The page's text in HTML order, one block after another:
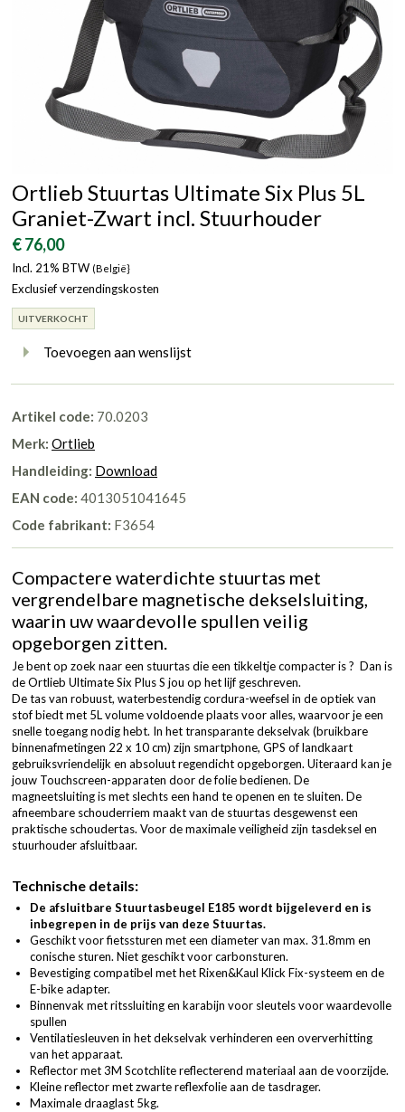
Ortlieb Stuurtas Ultimate Six Plus 5L
Graniet-Zwart incl. Stuurhouder
€ 76,00
Incl. 21% BTW (België}
Exclusief verzendingskosten
UITVERKOCHT
Toevoegen aan wenslijst
Artikel code: 70.0203
Merk: Ortlieb
Handleiding: Download
EAN code: 4013051041645
Code fabrikant: F3654
Compactere waterdichte stuurtas met
vergrendelbare magnetische dekselsluiting,
waarin uw waardevolle spullen veilig
opgeborgen zitten.
Je bent op zoek naar een stuurtas die een tikkeltje compacter is ? Dan is
de Ortlieb Ultimate Six Plus S jou op het lijf geschreven.
De tas van robuust, waterbestendig cordura-weefsel in de optiek van
stof biedt met 5L volume voldoende plaats voor alles, waarvoor je een
snelle toegang nodig hebt. In het transparante dekselvak (bruikbare
binnenafmetingen 22 x 10 cm) zijn smartphone, GPS of landkaart
gebruiksvriendelijk en absoluut regendicht opgeborgen. Uiteraard kan je
jouw Touchscreen-apparaten door de folie bedienen. De
magneetsluiting is met slechts een hand te openen en te sluiten. De
afneembare schouderriem maakt van de stuurtas desgewenst een
praktische schoudertas. Voor de maximale veiligheid zijn tasdeksel en
stuurhouder afsluitbaar.
Technische details:
De afsluitbare Stuurtasbeugel E185 wordt bijgeleverd en is
inbegrepen in de prijs van deze Stuurtas.
Geschikt voor fietssturen met een diameter van max. 31.8mm en
conische sturen. Niet geschikt voor carbonsturen.
Bevestiging compatibel met het Rixen&Kaul Klick Fix-systeem en de
E-bike adapter.
Binnenvak met ritssluiting en karabijn voor sleutels voor waardevolle
spullen
Ventilatiesleuven in het dekselvak verhinderen een oververhitting
van het apparaat.
Reflector met 3M Scotchlite reflecterend materiaal aan de voorzijde.
Kleine reflector met zwarte reflexfolie aan de tasdrager.
Maximale draaglast 5kg.